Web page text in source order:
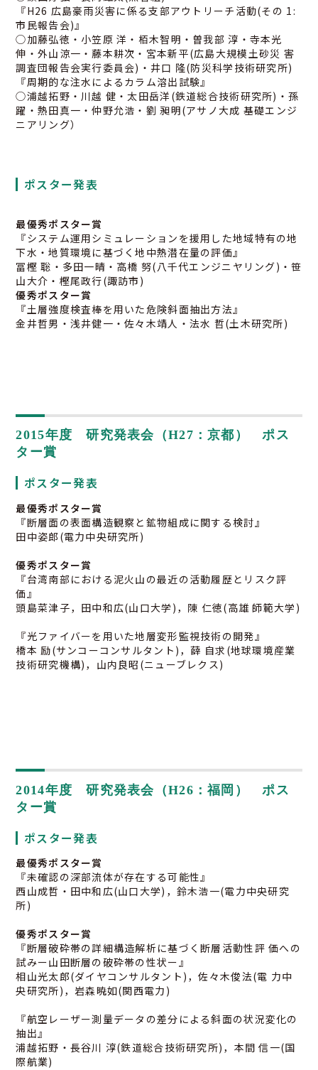
『H26 広島豪雨災害に係る支部アウトリーチ活動(その 1:
市民報告会)』
◯加藤弘徳・小笠原 洋・栢木智明・曽我部 淳・寺本光
伸・外山涼一・藤本耕次・宮本新平(広島大規模土砂災 害
調査団報告会実行委員会)・井口 隆(防災科学技術研究所)
『周期的な注水によるカラム溶出試験』
◯浦越拓野・川越 健・太田岳洋(鉄道総合技術研究所)・孫
躍・熱田真一・仲野允浩・劉 昶明(アサノ大成 基礎エンジ
ニアリング）
ポスター発表
最優秀ポスター賞
『システム運用シミュレーションを援用した地域特有の地
下水・地質環境に基づく地中熱潜在量の評価』
冨樫 聡・多田一晴・高橋 努(八千代エンジニヤリング)・笹
山大介・樫尾政行(諏訪市)
優秀ポスター賞
『土層強度検査棒を用いた危険斜面抽出方法』
金井哲男・浅井健一・佐々木靖人・法水 哲(土木研究所)
2015年度 研究発表会（H27：京都） ポス
ター賞
ポスター発表
最優秀ポスター賞
『断層面の表面構造観察と鉱物組成に関する検討』
田中姿郎(電力中央研究所)
優秀ポスター賞
『台湾南部における泥火山の最近の活動履歴とリスク評
価』
頭島菜津子，田中和広(山口大学)，陳 仁徳(高雄 師範大学)
『光ファイバーを用いた地層変形監視技術の開発』
橋本 励(サンコーコンサルタント)，薛 自求(地球環境産業
技術研究機構)，山内良昭(ニューブレクス)
2014年度 研究発表会（H26：福岡） ポス
ター賞
ポスター発表
最優秀ポスター賞
『未確認の深部流体が存在する可能性』
西山成哲・田中和広(山口大学)，鈴木浩一(電力中央研究
所)
優秀ポスター賞
『断層破砕帯の詳細構造解析に基づく断層活動性評 価への
試みー山田断層の破砕帯の性状ー』
相山光太郎(ダイヤコンサルタント)，佐々木俊法(電 力中
央研究所)，岩森暁如(関西電力)
『航空レーザー測量データの差分による斜面の状況変化の
抽出』
浦越拓野・長谷川 淳(鉄道総合技術研究所)，本間 信一(国
際航業)